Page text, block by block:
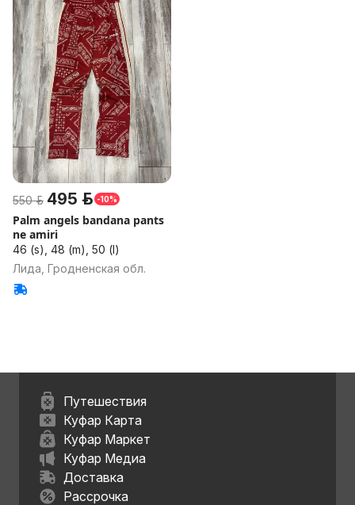
550 р. 495 р. -10%
Palm angels bandana pants
ne amiri
46 (s), 48 (m), 50 (l)
Лида, Гродненская обл.
Путешествия
Куфар Карта
Куфар Маркет
Куфар Медиа
Доставка
Рассрочка